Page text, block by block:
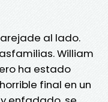
al lado.
William
ha estado
final en un